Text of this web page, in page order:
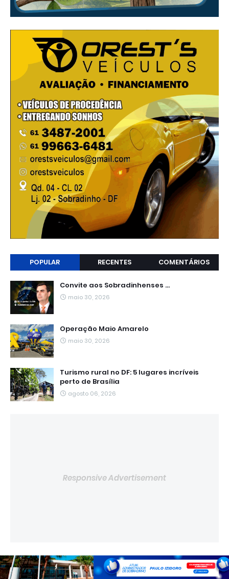
POPULAR RECENTES COMENTÁRIOS
Convite aos Sobradinhenses ...
maio 30, 2026
Operação Maio Amarelo
maio 30, 2026
Turismo rural no DF: 5 lugares incríveis
perto de Brasília
agosto 06, 2026
Responsive Advertisement